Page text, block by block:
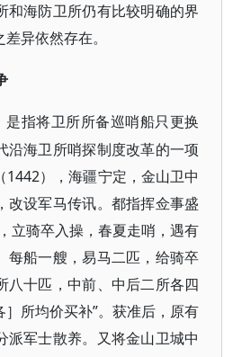
和海防卫所仍有比较明确的界
异依然存在。
是指将卫所所备巡哨船只更换
沿海卫所哨探制度改革的一项
），海疆宁定，金山卫中
改设军马传讯。都指挥佥事盛
立骑卒入操，春夏走哨，遇有
每船一艘，易马二匹，给骑卒
八十匹，中前、中后二所各四
所均价买补”。获准后，原有
派军士散养。又将金山卫城中